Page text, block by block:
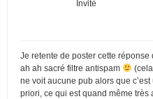
Invité
Je retente de poster cette
ah ah sacré filtre antispam
ne voit aucune pub alors que
priori, ce qui est quand même très